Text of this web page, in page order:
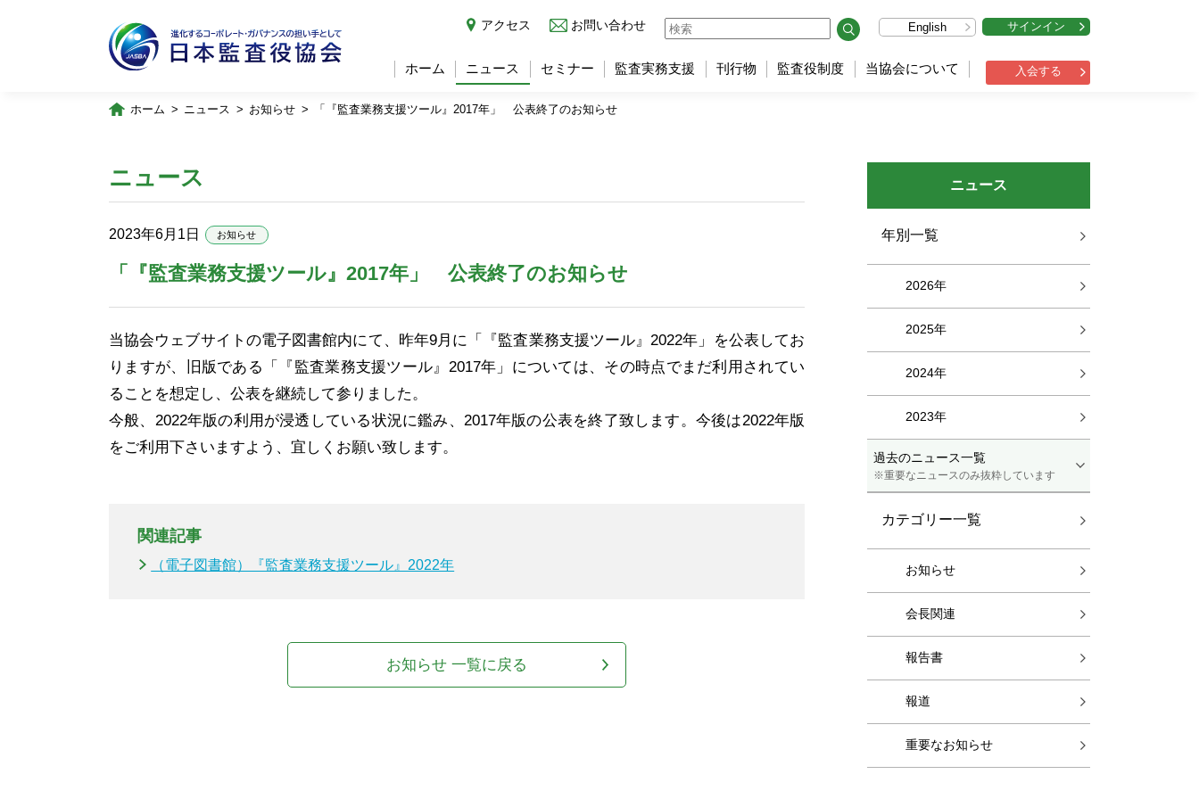
ホーム ニュース セミナー 監査実務支援 刊行物 監査役制度 当協会について 入会する
アクセス お問い合わせ English サインイン
ホーム ニュース お知らせ 「『監査業務支援ツール』2017年」 公表終了のお知らせ
ニュース
年別一覧
過去のニュース一覧
※重要なニュースのみ抜粋しています
2026年
2025年
2024年
2023年
カテゴリー一覧
お知らせ
会長関連
報告書
報道
重要なお知らせ
ニュース
2023年6月1日 お知らせ
「『監査業務支援ツール』2017年」 公表終了のお知らせ
当協会ウェブサイトの電子図書館内にて、昨年9月に「『監査業務支援ツール』2022年」を公表してお
りますが、旧版である「『監査業務支援ツール』2017年」については、その時点でまだ利用されてい
ることを想定し、公表を継続して参りました。
今般、2022年版の利用が浸透している状況に鑑み、2017年版の公表を終了致します。今後は2022年版
をご利用下さいますよう、宜しくお願い致します。
関連記事
（電子図書館）『監査業務支援ツール』2022年
お知らせ 一覧に戻る